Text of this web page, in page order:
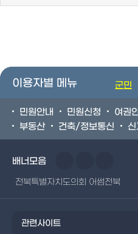
이용자별 메뉴 군민
민원안내 민원신청 여권
부동산
건축/정보통신
배너모음
전북특별자치도의회 어썸전북
관련사이트